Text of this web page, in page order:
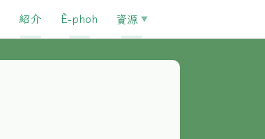
紹介 È-phoh 資源